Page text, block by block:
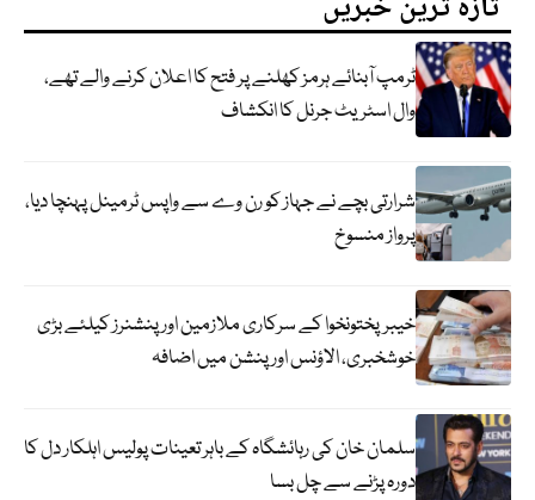
ٹرمپ آبنائے ہرمز کھلنے پر فتح کا اعلان کرنے والے تھے،
وال اسٹریٹ جرنل کا انکشاف
شرارتی بچے نے جہاز کو رن وے سے واپس ٹرمینل پہنچا دیا،
پرواز منسوخ
خیبرپختونخوا کے سرکاری ملازمین اور پنشنرز کیلئے بڑی
خوشخبری، الاؤنس اور پنشن میں اضافہ
سلمان خان کی رہائشگاہ کے باہر تعینات پولیس اہلکار دل کا
دورہ پڑنے سے چل بسا